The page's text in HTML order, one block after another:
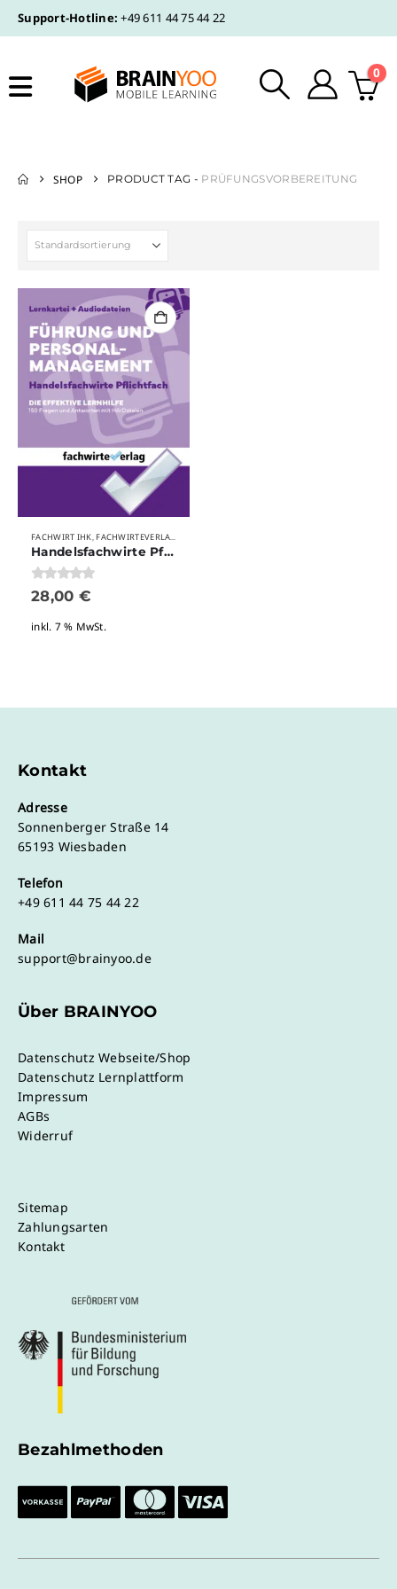
Support-Hotline: +49 611 44 75 44 22
0
SHOP PRODUCT TAG - PRÜFUNGSVORBEREITUNG
FACHWIRT IHK, FACHWIRTEVERLAG
Handelsfachwirte Pflichtfach – Führung und Personalmanagement
0von 5
28,00 €
inkl. 7 % MwSt.
Kontakt
Adresse
Sonnenberger Straße 14
65193 Wiesbaden
Telefon
+49 611 44 75 44 22
Mail
support@brainyoo.de
Über BRAINYOO
Datenschutz Webseite/Shop
Datenschutz Lernplattform
Impressum
AGBs
Widerruf
Sitemap
Zahlungsarten
Kontakt
Bezahlmethoden